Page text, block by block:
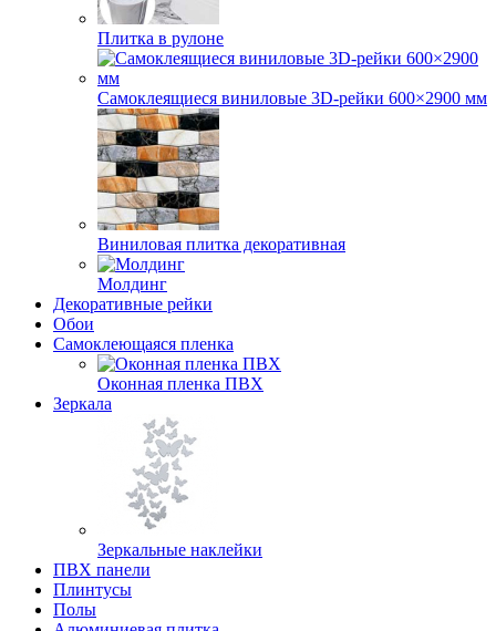
Плитка в рулоне
Самоклеящиеся виниловые 3D‑рейки 600×2900 мм
Виниловая плитка декоративная
Молдинг
Декоративные рейки
Обои
Самоклеющаяся пленка
Оконная пленка ПВХ
Зеркала
Зеркальные наклейки
ПВХ панели
Плинтусы
Полы